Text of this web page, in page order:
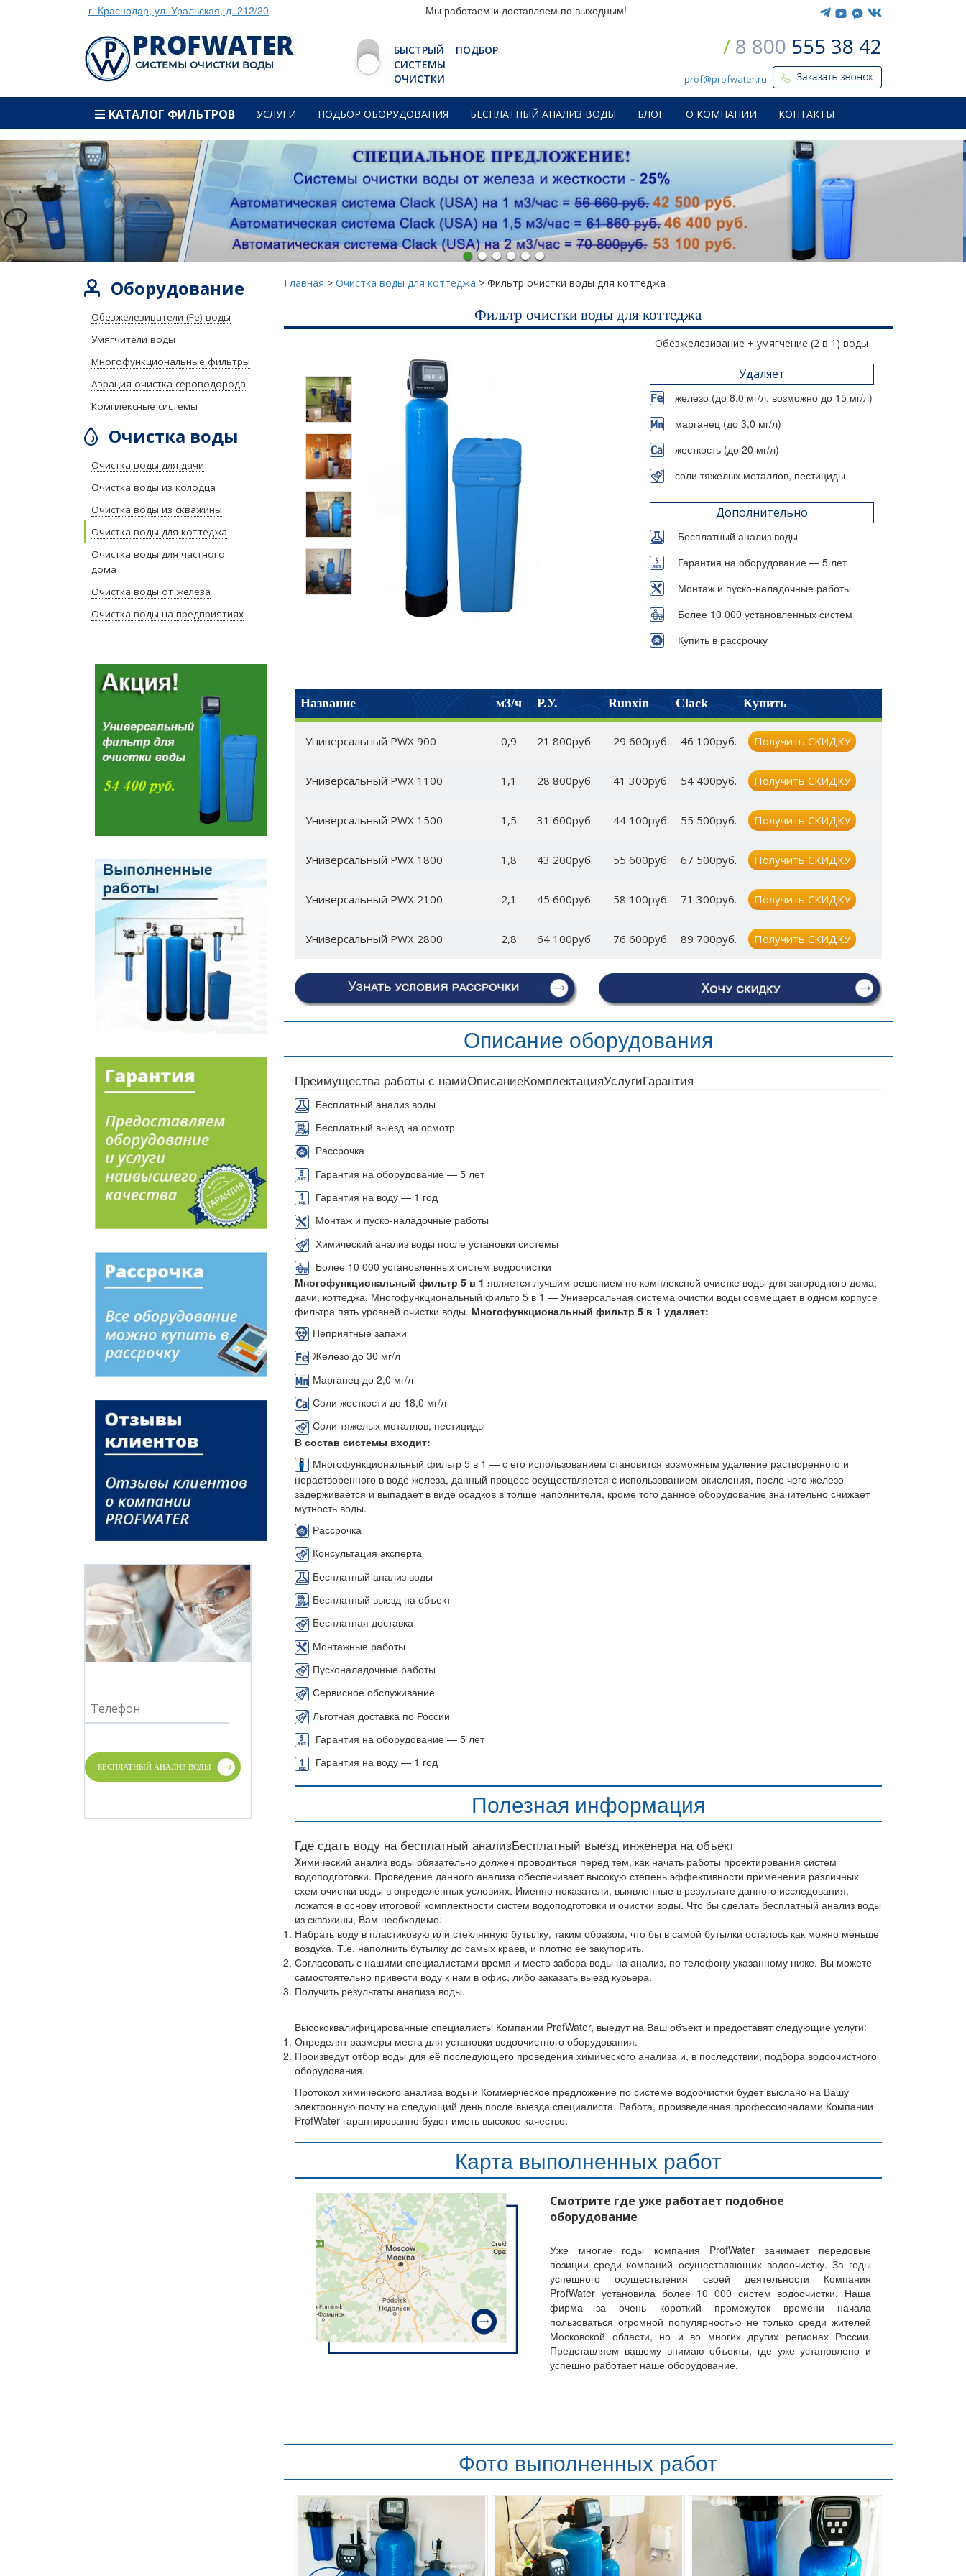
г. Краснодар, ул. Уральская, д. 212/20 Мы работаем и доставляем по выходным!
CИСТЕМЫ ОЧИСТКИ ВОДЫ
БЫСТРЫЙ ПОДБОР
СИСТЕМЫ
ОЧИСТКИ
/ 8 800 555 38 42
prof@profwater.ru
КАТАЛОГ ФИЛЬТРОВ УСЛУГИ ПОДБОР ОБОРУДОВАНИЯ БЕСПЛАТНЫЙ АНАЛИЗ ВОДЫ БЛОГ О КОМПАНИИ КОНТАКТЫ
Главная > Очистка воды для коттеджа > Фильтр очистки воды для коттеджа
Фильтр очистки воды для коттеджа
Обезжелезивание + умягчение (2 в 1) воды
Удаляет
железо (до 8,0 мг/л, возможно до 15 мг/л)
марганец (до 3,0 мг/л)
жесткость (до 20 мг/л)
соли тяжелых металлов, пестициды
Дополнительно
Бесплатный анализ воды
Гарантия на оборудование — 5 лет
Монтаж и пуско-наладочные работы
Более 10 000 установленных систем
Купить в рассрочку
Название м3/ч Р.У. Runxin Clack Купить
Универсальный PWX 900 0,9 21 800руб. 29 600руб. 46 100руб. Получить СКИДКУ
Универсальный PWX 1100 1,1 28 800руб. 41 300руб. 54 400руб. Получить СКИДКУ
Универсальный PWX 1500 1,5 31 600руб. 44 100руб. 55 500руб. Получить СКИДКУ
Универсальный PWX 1800 1,8 43 200руб. 55 600руб. 67 500руб. Получить СКИДКУ
Универсальный PWX 2100 2,1 45 600руб. 58 100руб. 71 300руб. Получить СКИДКУ
Универсальный PWX 2800 2,8 64 100руб. 76 600руб. 89 700руб. Получить СКИДКУ
Описание оборудования
Преимущества работы с намиОписаниеКомплектацияУслугиГарантия
Бесплатный анализ воды
Бесплатный выезд на осмотр
Рассрочка
Гарантия на оборудование — 5 лет
Гарантия на воду — 1 год
Монтаж и пуско-наладочные работы
Химический анализ воды после установки системы
Более 10 000 установленных систем водоочистки
Многофункциональный фильтр 5 в 1 является лучшим решением по комплексной очистке воды для загородного дома,
дачи, коттеджа. Многофункциональный фильтр 5 в 1 — Универсальная система очистки воды совмещает в одном корпусе
фильтра пять уровней очистки воды. Многофункциональный фильтр 5 в 1 удаляет:
Неприятные запахи
Железо до 30 мг/л
Марганец до 2,0 мг/л
Соли жесткости до 18,0 мг/л
Соли тяжелых металлов, пестициды
В состав системы входит:
Многофункциональный фильтр 5 в 1 — с его использованием становится возможным удаление растворенного и
нерастворенного в воде железа, данный процесс осуществляется с использованием окисления, после чего железо
задерживается и выпадает в виде осадков в толще наполнителя, кроме того данное оборудование значительно снижает
мутность воды.
Рассрочка
Консультация эксперта
Бесплатный анализ воды
Бесплатный выезд на объект
Бесплатная доставка
Монтажные работы
Пусконаладочные работы
Сервисное обслуживание
Льготная доставка по России
Гарантия на оборудование — 5 лет
Гарантия на воду — 1 год
Полезная информация
Где сдать воду на бесплатный анализБесплатный выезд инженера на объект
Xимический анализ воды обязательно должен проводиться перед тем, как начать работы проектирования систем
водоподготовки. Проведение данного анализа обеспечивает высокую степень эффективности применения различных
схем очистки воды в определённых условиях. Именно показатели, выявленные в результате данного исследования,
ложатся в основу итоговой комплектности систем водоподготовки и очистки воды. Что бы сделать бесплатный анализ воды
из скважины, Вам необходимо:
Набрать воду в пластиковую или стеклянную бутылку, таким образом, что бы в самой бутылки осталось как можно меньше
воздуха. Т.е. наполнить бутылку до самых краев, и плотно ее закупорить.
Согласовать с нашими специалистами время и место забора воды на анализ, по телефону указанному ниже. Вы можете
самостоятельно привести воду к нам в офис, либо заказать выезд курьера.
Получить результаты анализа воды.
Высококвалифицированные специалисты Компании ProfWater, выедут на Ваш объект и предоставят следующие услуги:
Определят размеры места для установки водоочистного оборудования.
Произведут отбор воды для её последующего проведения химического анализа и, в последствии, подбора водоочистного
оборудования.
Протокол химического анализа воды и Коммерческое предложение по системе водоочистки будет выслано на Вашу
электронную почту на следующий день после выезда специалиста. Работа, произведенная профессионалами Компании
ProfWater гарантированно будет иметь высокое качество.
Карта выполненных работ
Смотрите где уже работает подобное
оборудование
Уже многие годы компания ProfWater занимает передовые
позиции среди компаний осуществляющих водоочистку. За годы
успешного осуществления своей деятельности Компания
ProfWater установила более 10 000 систем водоочистки. Наша
фирма за очень короткий промежуток времени начала
пользоваться огромной популярностью не только среди жителей
Московской области, но и во многих других регионах России.
Представляем вашему внимаю объекты, где уже установлено и
успешно работает наше оборудование.
Фото выполненных работ
Оборудование
Обезжелезиватели (Fe) воды
Умягчители воды
Многофункциональные фильтры
Аэрация очистка сероводорода
Комплексные системы
Очистка воды
Очистка воды для дачи
Очистка воды из колодца
Очистка воды из скважины
Очистка воды для коттеджа
Очистка воды для частного
дома
Очистка воды от железа
Очистка воды на предприятиях